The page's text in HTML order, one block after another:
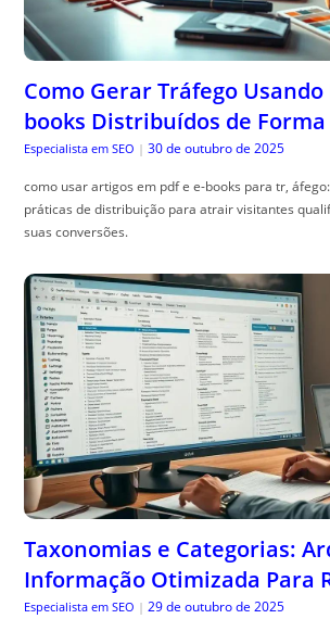
Como Gerar Tráfego Usando
books Distribuídos de
Especialista em SEO | 30 de outubro de 2025
como usar artigos em pdf e e-books para tr,
práticas de distribuição para atrair visitantes
suas conversões.
Taxonomias e Categorias:
Informação Otimizada Para
Especialista em SEO | 29 de outubro de 2025